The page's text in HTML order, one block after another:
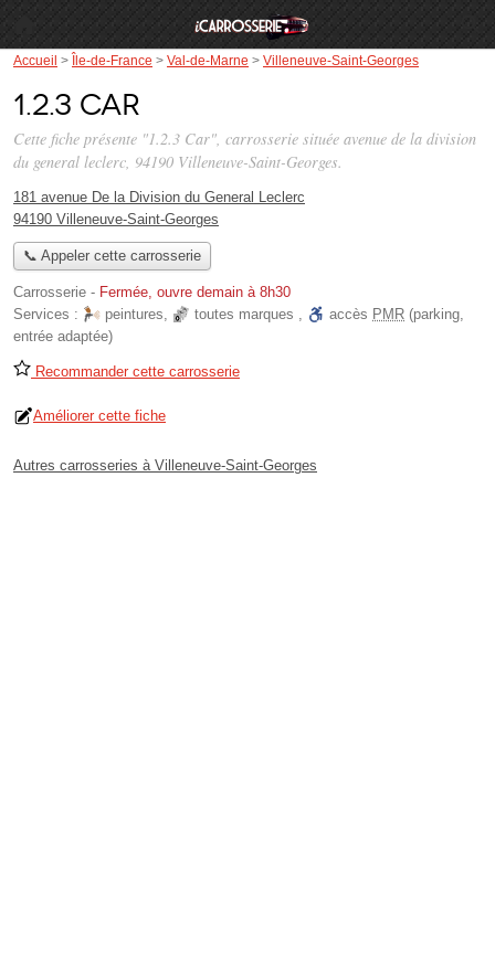
Accueil > Île-de-France > Val-de-Marne > Villeneuve-Saint-Georges
1.2.3 Car
Cette fiche présente "1.2.3 Car", carrosserie située avenue de la division
du general leclerc, 94190 Villeneuve-Saint-Georges.
181 avenue De la Division du General Leclerc
94190 Villeneuve-Saint-Georges
📞 Appeler cette carrosserie
Carrosserie - Fermée, ouvre demain à 8h30
Services :
peintures, toutes marques , accès PMR (parking,
entrée adaptée)
Recommander cette carrosserie
Améliorer cette fiche
Autres carrosseries à Villeneuve-Saint-Georges